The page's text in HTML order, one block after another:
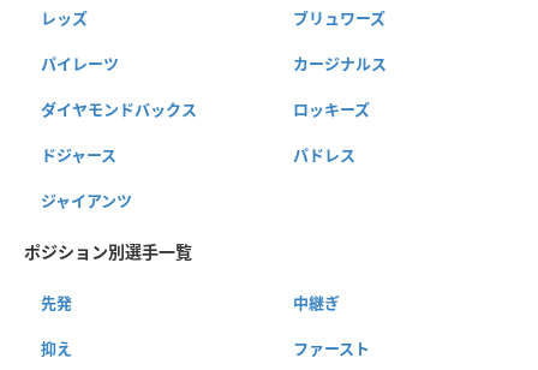
レッズ ブリュワーズ
パイレーツ カージナルス
ダイヤモンドバックス ロッキーズ
ドジャース パドレス
ジャイアンツ
ポジション別選手一覧
先発 中継ぎ
抑え ファースト